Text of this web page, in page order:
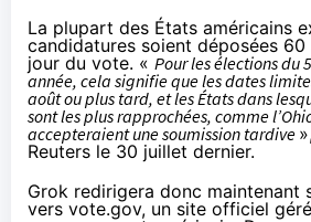
La plupart des États américains
candidatures soient déposées
jour du vote. « Pour les élections du
année, cela signifie que les dates
août ou plus tard, et les États dans
sont les plus rapprochées, comme
accepteraient une soumission tardive
Reuters le 30 juillet dernier.
Grok redirigera donc maintenant
vers vote.gov, un site officiel